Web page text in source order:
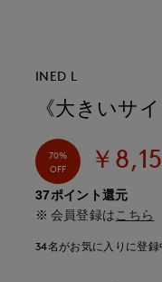
INED L
《大きいサ
70%
OFF
￥
37ポイント還元
会員登録は こちら
34名がお気に入りに登録